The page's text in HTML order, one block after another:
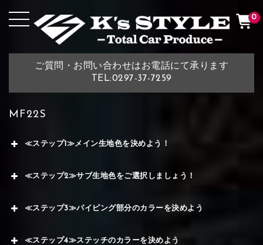
ご質問・お問い合わせはお電話にて承ります
TEL:0297-37-7259
0
MF22S
≪ステップ1≫メイン生地色を決めよう！
≪ステップ2≫サブ生地色をご選択しましょう！
≪ステップ3≫パイピング部分のカラーを決めよう
≪ステップ4≫ステッチのカラーを決めよう